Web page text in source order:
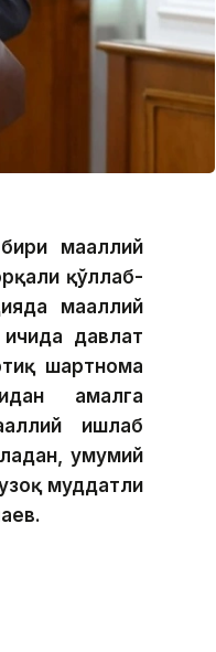
маҳаллий
қўллаб-
маҳаллий
давлат
шартнома
амалга
ишлаб
умумий
муддатли